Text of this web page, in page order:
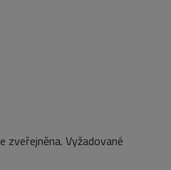
zveřejněna. Vyžadované